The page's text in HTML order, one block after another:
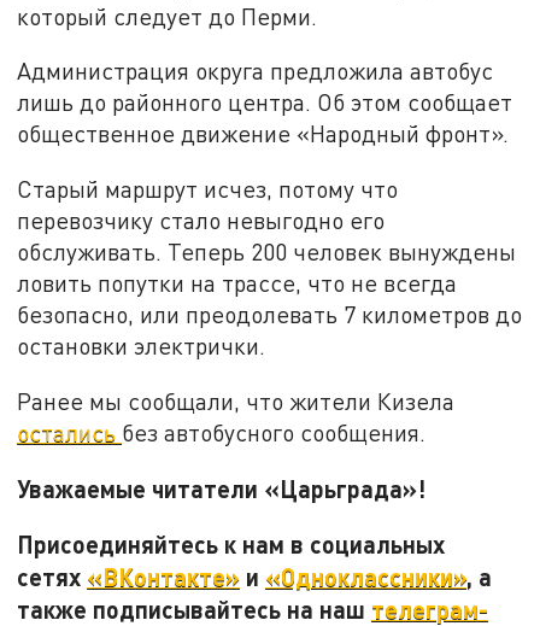
который следует до Перми.
Администрация округа предложила автобус
лишь до районного центра. Об этом сообщает
общественное движение «Народный фронт».
Старый маршрут исчез, потому что
перевозчику стало невыгодно его
обслуживать. Теперь 200 человек вынуждены
ловить попутки на трассе, что не всегда
безопасно, или преодолевать 7 километров до
остановки электрички.
Ранее мы сообщали, что жители Кизела
остались без автобусного сообщения.
Уважаемые читатели «Царьграда»!
Присоединяйтесь к нам в социальных
сетях «ВКонтакте» и «Одноклассники», а
также подписывайтесь на наш телеграм-